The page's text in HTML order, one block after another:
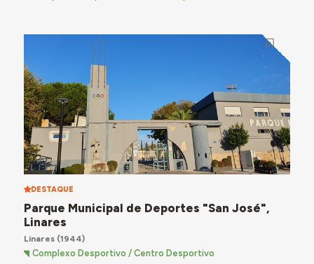
DESTAQUE
Parque Municipal de Deportes "San José",
Linares
Linares(1944)
Complexo Desportivo / Centro Desportivo